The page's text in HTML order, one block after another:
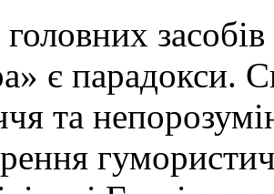
є парадокси.
та